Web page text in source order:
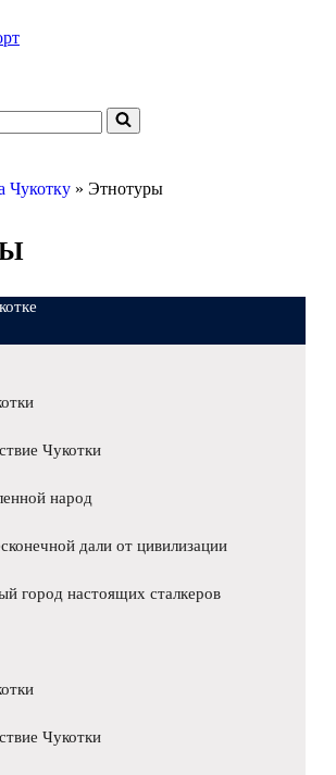
Чукотку » Этнотуры
Чукотки
народ
дали от цивилизации
город настоящих сталкеров
Чукотки